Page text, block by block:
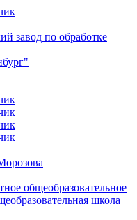
завод по обработке
общеобразовательное
школа